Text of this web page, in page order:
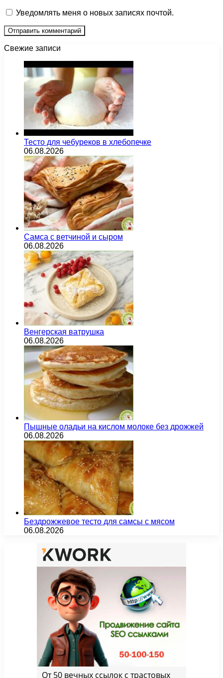
Уведомлять меня о новых записях почтой.
Свежие записи
Тесто для чебуреков в хлебопечке
06.08.2026
Самса с ветчиной и сыром
06.08.2026
Венгерская ватрушка
06.08.2026
Пышные оладьи на кислом молоке без дрожжей
06.08.2026
Бездрожжевое тесто для самсы с мясом
06.08.2026